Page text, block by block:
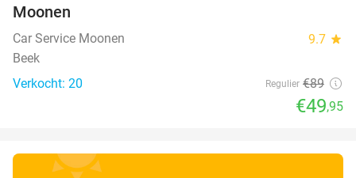
Moonen
Car Service Moonen 9.7 star
Beek
Verkocht: 20
Regulier €89
€49,95